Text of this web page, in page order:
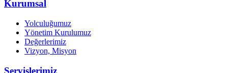
Kurumsal
Yolculuğumuz
Yönetim Kurulumuz
Değerlerimiz
Vizyon, Misyon
Servislerimiz